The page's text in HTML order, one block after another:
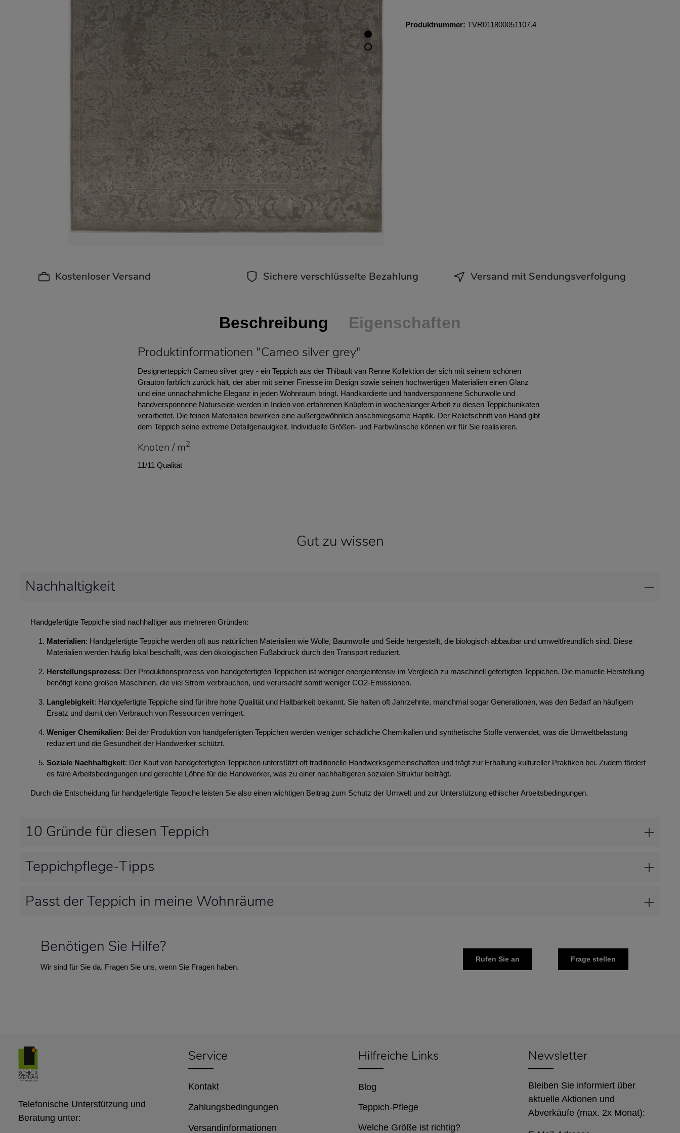
Produktnummer: TVR011800051107.4
Kostenloser Versand Sichere verschlüsselte Bezahlung Versand mit Sendungsverfolgung
Beschreibung Eigenschaften
Produktinformationen "Cameo silver grey"
Designerteppich Cameo silver grey - ein Teppich aus der Thibault van Renne Kollektion der sich mit seinem schönen
Grauton farblich zurück hält, der aber mit seiner Finesse im Design sowie seinen hochwertigen Materialien einen Glanz
und eine unnachahmliche Eleganz in jeden Wohnraum bringt. Handkardierte und handversponnene Schurwolle und
handversponnene Naturseide werden in Indien von erfahrenen Knüpfern in wochenlanger Arbeit zu diesen Teppichunikaten
verarbeitet. Die feinen Materialien bewirken eine außergewöhnlich anschmiegsame Haptik. Der Reliefschnitt von Hand gibt
dem Teppich seine extreme Detailgenauigkeit. Individuelle Größen- und Farbwünsche können wir für Sie realisieren.
Knoten / m2
11/11 Qualität
Gut zu wissen
Nachhaltigkeit
Handgefertigte Teppiche sind nachhaltiger aus mehreren Gründen:
Materialien: Handgefertigte Teppiche werden oft aus natürlichen Materialien wie Wolle, Baumwolle und Seide hergestellt, die biologisch abbaubar und umweltfreundlich sind. Diese
Materialien werden häufig lokal beschafft, was den ökologischen Fußabdruck durch den Transport reduziert.
Herstellungsprozess: Der Produktionsprozess von handgefertigten Teppichen ist weniger energieintensiv im Vergleich zu maschinell gefertigten Teppichen. Die manuelle Herstellung
benötigt keine großen Maschinen, die viel Strom verbrauchen, und verursacht somit weniger CO2-Emissionen.
Langlebigkeit: Handgefertigte Teppiche sind für ihre hohe Qualität und Haltbarkeit bekannt. Sie halten oft Jahrzehnte, manchmal sogar Generationen, was den Bedarf an häufigem
Ersatz und damit den Verbrauch von Ressourcen verringert.
Weniger Chemikalien: Bei der Produktion von handgefertigten Teppichen werden weniger schädliche Chemikalien und synthetische Stoffe verwendet, was die Umweltbelastung
reduziert und die Gesundheit der Handwerker schützt.
Soziale Nachhaltigkeit: Der Kauf von handgefertigten Teppichen unterstützt oft traditionelle Handwerksgemeinschaften und trägt zur Erhaltung kultureller Praktiken bei. Zudem fördert
es faire Arbeitsbedingungen und gerechte Löhne für die Handwerker, was zu einer nachhaltigeren sozialen Struktur beiträgt.
Durch die Entscheidung für handgefertigte Teppiche leisten Sie also einen wichtigen Beitrag zum Schutz der Umwelt und zur Unterstützung ethischer Arbeitsbedingungen.
10 Gründe für diesen Teppich
Teppichpflege-Tipps
Passt der Teppich in meine Wohnräume
Benötigen Sie Hilfe?
Wir sind für Sie da. Fragen Sie uns, wenn Sie Fragen haben.
Rufen Sie an Frage stellen
Service
Kontakt
Zahlungsbedingungen
Versandinformationen
Newsletter
Bleiben Sie informiert über
aktuelle Aktionen und
Abverkäufe (max. 2x Monat):
Telefonische Unterstützung und
Beratung unter:
Hilfreiche Links
Blog
Teppich-Pflege
Welche Größe ist richtig?